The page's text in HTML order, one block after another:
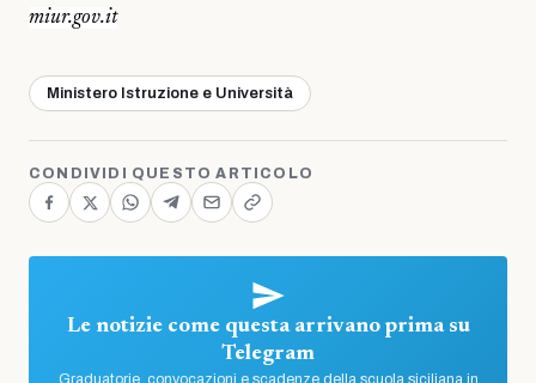
miur.gov.it
Ministero Istruzione e Università
CONDIVIDI QUESTO ARTICOLO
Le notizie come questa arrivano prima su
Telegram
Graduatorie, convocazioni e scadenze della scuola siciliana in